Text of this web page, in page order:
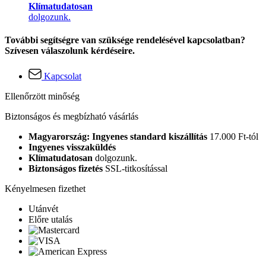
Klímatudatosan
dolgozunk.
További segítségre van szüksége rendelésével kapcsolatban?
Szívesen válaszolunk kérdéseire.
Kapcsolat
Ellenőrzött minőség
Biztonságos és megbízható vásárlás
Magyarország: Ingyenes standard kiszállítás 17.000 Ft-tól
Ingyenes visszaküldés
Klímatudatosan dolgozunk.
Biztonságos fizetés SSL-titkosítással
Kényelmesen fizethet
Utánvét
Előre utalás